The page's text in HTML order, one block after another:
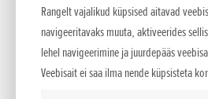
Rangelt vajalikud küpsised aitavad
navigeeritavaks muuta, aktiveerides
lehel navigeerimine ja juurdepääs
Veebisait ei saa ilma nende küpsisteta
Lisatud 24.07.2015
• Lisateave Honda uue 1000 cm3
kompaktne paralleelne kahesilindriline